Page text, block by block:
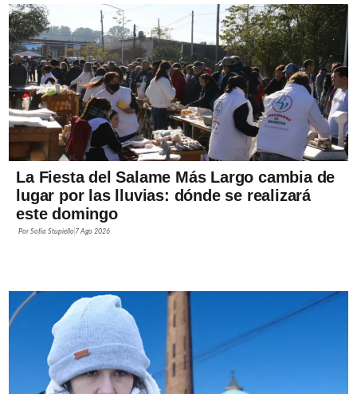
La Fiesta del Salame Más Largo cambia de
lugar por las lluvias: dónde se realizará
este domingo
PorSofía Stupiello 7 Ago 2026